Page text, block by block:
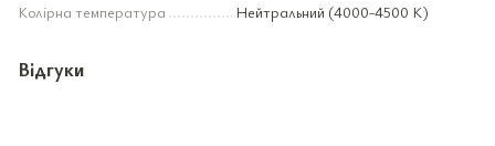
Колірна температура
Нейтральний (4000-4500 К)
Відгуки